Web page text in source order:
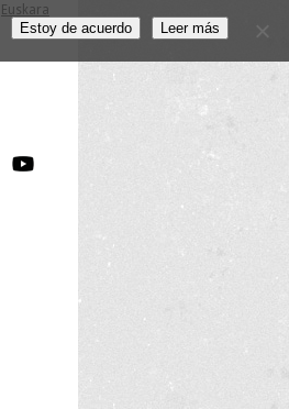
Euskara
Estoy de acuerdo Leer más